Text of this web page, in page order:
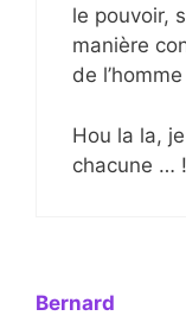
le pouvoir,
manière
de l’homme
Hou la la,
chacune …
Bernard